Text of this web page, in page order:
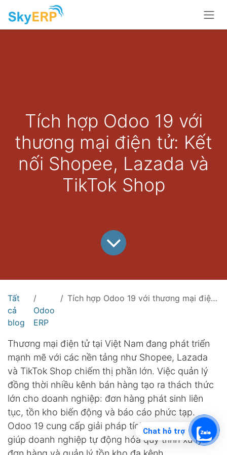
Skip to Content
Tích hợp Odoo 19 với
thương mại điện tử: Kết
nối Shopee, Lazada và
TikTok Shop
Tất
cả
blog
Odoo
ERP
Tích hợp Odoo 19 với thương mại điện tử: Kết nối Shopee, Lazada và TikTok Shop
Thương mại điện tử tại Việt Nam đang phát triển
mạnh mẽ với các nền tảng như Shopee, Lazada
và TikTok Shop chiếm thị phần lớn. Việc quản lý
đồng thời nhiều kênh bán hàng tạo ra thách thức
lớn cho doanh nghiệp: đơn hàng phát sinh liên
tục, tồn kho biến động và báo cáo phức tạp.
Odoo 19 cung cấp giải pháp tích hợp toàn diện,
giúp doanh nghiệp tự động hóa quy trình xử lý
Chat hỗ trợ